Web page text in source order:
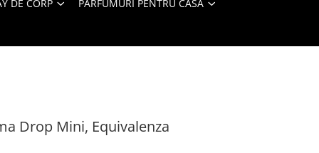
DE CORP PARFUMURI PENTRU CASA
Drop Mini, Equivalenza